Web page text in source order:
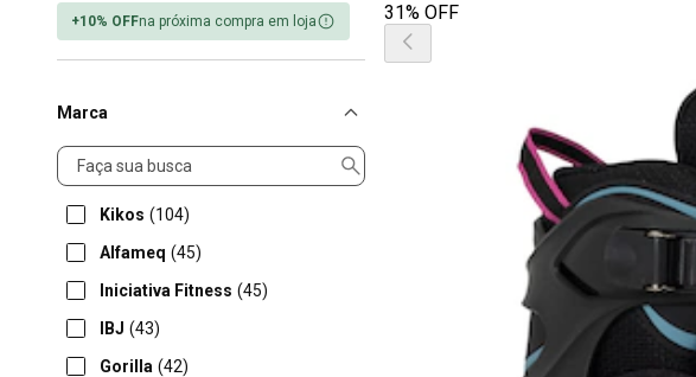
+10% OFFna próxima compra em loja
Marca
Marca
Kikos (104)
Alfameq (45)
Iniciativa Fitness (45)
IBJ (43)
Gorilla (42)
31% OFF